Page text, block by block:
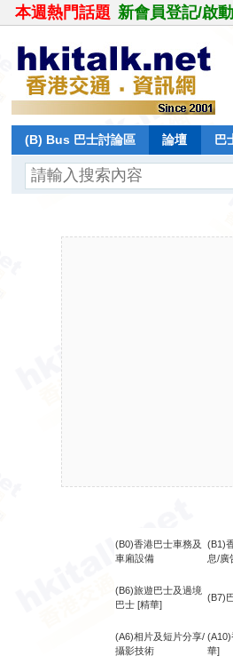
本週熱門話題 新會員登記/啟
(B) Bus 巴士討論區 論壇 巴
(B0)香港巴士車務及
車廂設備
(B1)
息/廣
(B6)旅遊巴士及過境
巴士 [精華]
(B7)
(A6)相片及短片分享/
攝影技術
(A10)
華]